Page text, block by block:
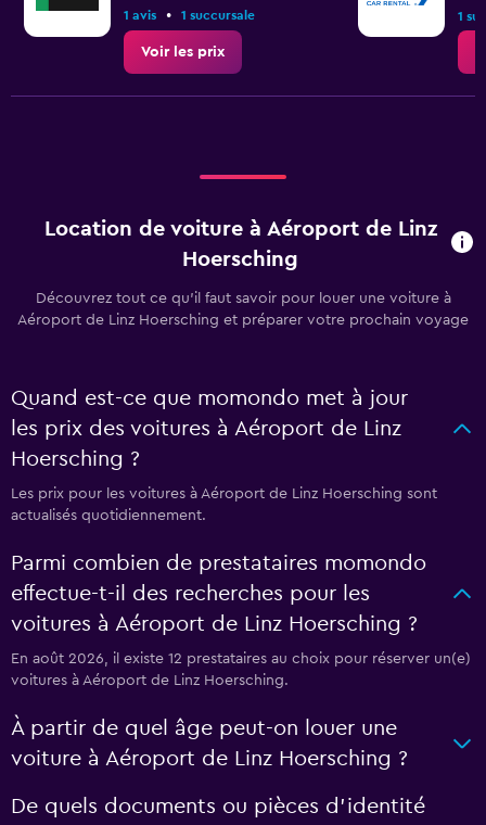
1 avis • 1 succursale
Voir les prix
1
Location de voiture à Aéroport de Linz
Hoersching
Découvrez tout ce qu’il faut savoir pour louer une voiture à
Aéroport de Linz Hoersching et préparer votre prochain voyage
Quand est-ce que momondo met à jour
les prix des voitures à Aéroport de Linz
Hoersching ?
Les prix pour les voitures à Aéroport de Linz Hoersching sont
actualisés quotidiennement.
Parmi combien de prestataires momondo
effectue-t-il des recherches pour les
voitures à Aéroport de Linz Hoersching ?
En août 2026, il existe 12 prestataires au choix pour réserver un(e)
voitures à Aéroport de Linz Hoersching.
À partir de quel âge peut-on louer une
voiture à Aéroport de Linz Hoersching ?
De quels documents ou pièces d'identité